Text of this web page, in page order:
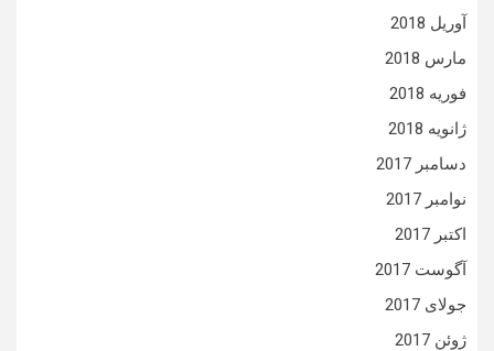
آوریل 2018
مارس 2018
فوریه 2018
ژانویه 2018
دسامبر 2017
نوامبر 2017
اکتبر 2017
آگوست 2017
جولای 2017
ژوئن 2017